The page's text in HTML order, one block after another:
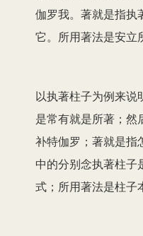
伽罗我。著就是指执
它。所用著法是安立
以执著柱子为例来说
是常有就是所著；然
补特伽罗；著就是指
中的分别念执著柱子
式；所用著法是柱子